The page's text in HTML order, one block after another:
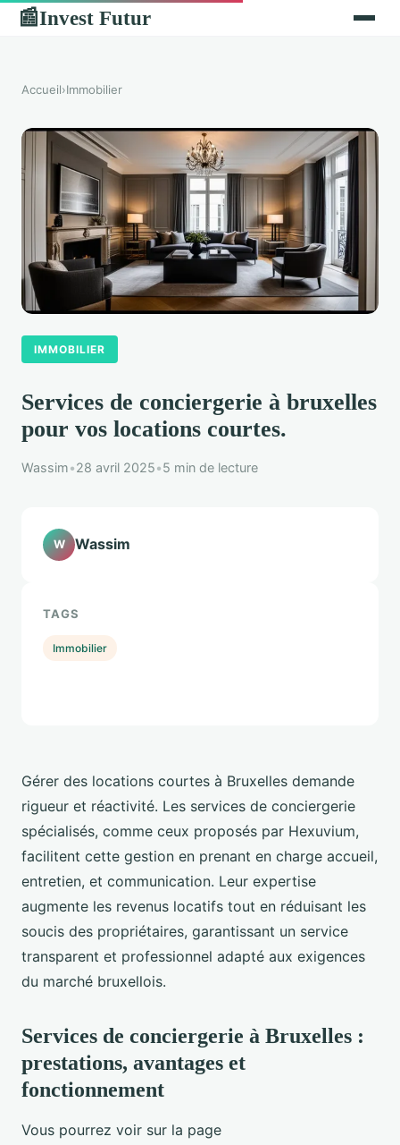
📰Invest Futur
Accueil›Immobilier
IMMOBILIER
Services de conciergerie à bruxelles
pour vos locations courtes.
Wassim•28 avril 2025•5 min de lecture
Gérer des locations courtes à Bruxelles demande
rigueur et réactivité. Les services de conciergerie
spécialisés, comme ceux proposés par Hexuvium,
facilitent cette gestion en prenant en charge accueil,
entretien, et communication. Leur expertise
augmente les revenus locatifs tout en réduisant les
soucis des propriétaires, garantissant un service
transparent et professionnel adapté aux exigences
du marché bruxellois.
Services de conciergerie à Bruxelles :
prestations, avantages et
fonctionnement
Vous pourrez voir sur la page
W Wassim
TAGS
Immobilier